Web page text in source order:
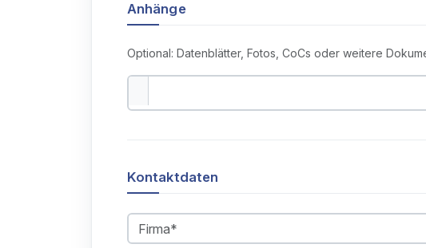
Anhänge
Optional: Datenblätter, Fotos, CoCs oder weitere
Kontaktdaten